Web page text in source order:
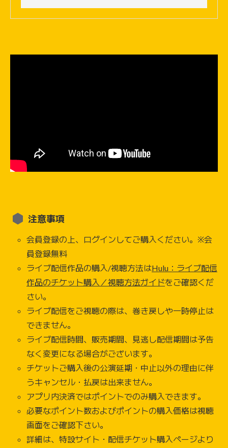
注意事項
会員登録の上、ログインしてご購入ください。※会
員登録無料
ライブ配信作品の購入/視聴方法はHulu：ライブ配信
作品のチケット購入／視聴方法ガイドをご確認くだ
さい。
ライブ配信をご視聴の際は、巻き戻しや一時停止は
できません。
ライブ配信時間、販売期間、見逃し配信期間は予告
なく変更になる場合がございます。
チケットご購入後の公演延期・中止以外の理由に伴
うキャンセル・払戻は出来ません。
アプリ内決済ではポイントでのみ購入できます。
必要なポイント数およびポイントの購入価格は視聴
画面をご確認下さい。
詳細は、特設サイト・配信チケット購入ページより